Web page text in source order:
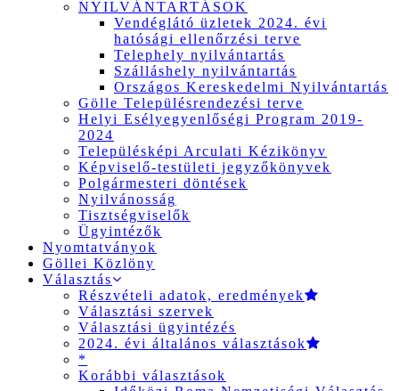
NYILVÁNTARTÁSOK
Vendéglátó üzletek 2024. évi
hatósági ellenőrzési terve
Telephely nyilvántartás
Szálláshely nyilvántartás
Országos Kereskedelmi Nyilvántartás
Gölle Településrendezési terve
Helyi Esélyegyenlőségi Program 2019-
2024
Településképi Arculati Kézikönyv
Képviselő-testületi jegyzőkönyvek
Polgármesteri döntések
Nyilvánosság
Tisztségviselők
Ügyintézők
Nyomtatványok
Göllei Közlöny
Választás
Részvételi adatok, eredmények
Választási szervek
Választási ügyintézés
2024. évi általános választások
*
Korábbi választások